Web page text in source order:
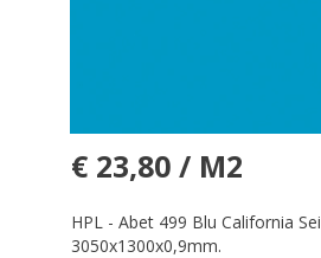
€ 23,80 / M2
HPL - Abet 499 Blu California Sei
3050x1300x0,9mm.